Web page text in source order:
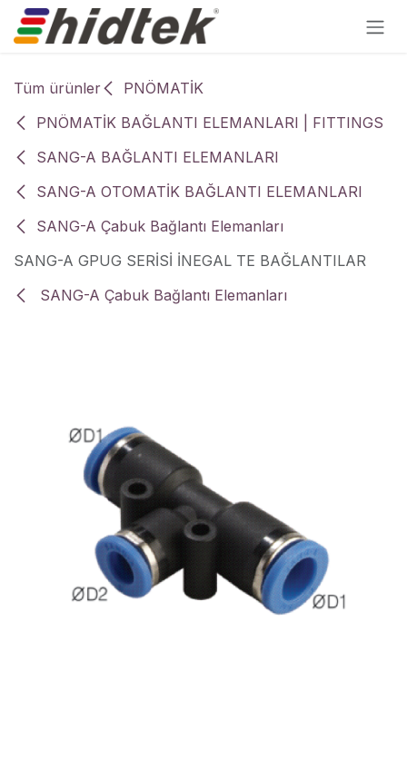
İçereği Atla
Tüm ürünler
PNÖMATİK
PNÖMATİK BAĞLANTI ELEMANLARI | FITTINGS
SANG-A BAĞLANTI ELEMANLARI
SANG-A OTOMATİK BAĞLANTI ELEMANLARI
SANG-A Çabuk Bağlantı Elemanları
SANG-A GPUG SERİSİ İNEGAL TE BAĞLANTILAR
SANG-A Çabuk Bağlantı Elemanları